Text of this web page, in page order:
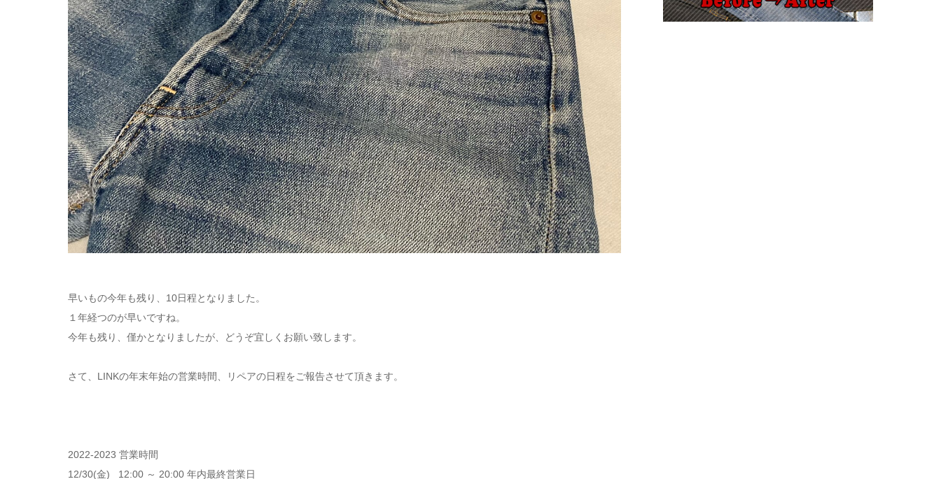
早いもの今年も残り、10日程となりました。
１年経つのが早いですね。
今年も残り、僅かとなりましたが、どうぞ宜しくお願い致します。
さて、LINKの年末年始の営業時間、リペアの日程をご報告させて頂きます。
2022-2023 営業時間
12/30(金) 12:00 ～ 20:00 年内最終営業日